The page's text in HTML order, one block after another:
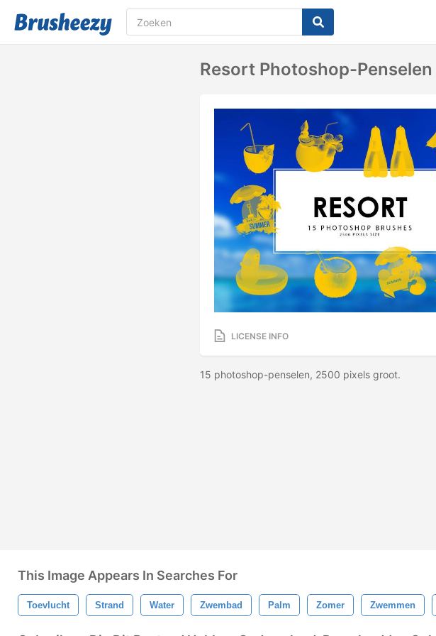
Resort Photoshop-Penselen
LICENSE INFO
15 photoshop-penselen, 2500 pixels groot.
This Image Appears In Searches For
Toevlucht Strand Water Zwembad Palm Zomer Zwemmen